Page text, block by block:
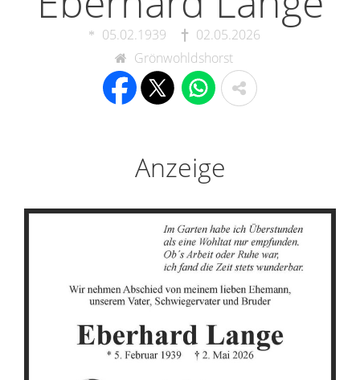
05.02.1939
02.05.2026
Grönwohldshorst
Anzeige